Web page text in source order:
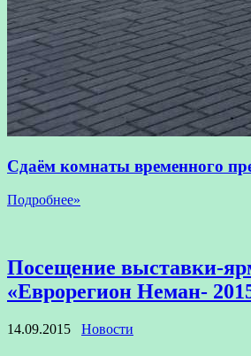
Сдаём комнаты временного
Подробнее»
Посещение выставки-
«Еврорегион Неман-
14.09.2015 Новости